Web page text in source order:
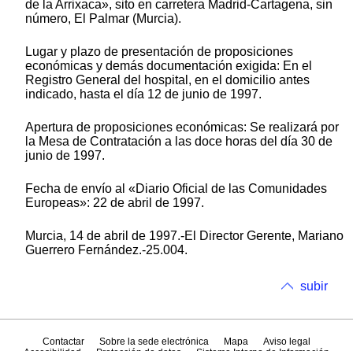
de la Arrixaca», sito en carretera Madrid-Cartagena, sin
número, El Palmar (Murcia).
Lugar y plazo de presentación de proposiciones
económicas y demás documentación exigida: En el
Registro General del hospital, en el domicilio antes
indicado, hasta el día 12 de junio de 1997.
Apertura de proposiciones económicas: Se realizará por
la Mesa de Contratación a las doce horas del día 30 de
junio de 1997.
Fecha de envío al «Diario Oficial de las Comunidades
Europeas»: 22 de abril de 1997.
Murcia, 14 de abril de 1997.-El Director Gerente, Mariano
Guerrero Fernández.-25.004.
subir
Contactar Sobre la sede electrónica Mapa
Aviso legal